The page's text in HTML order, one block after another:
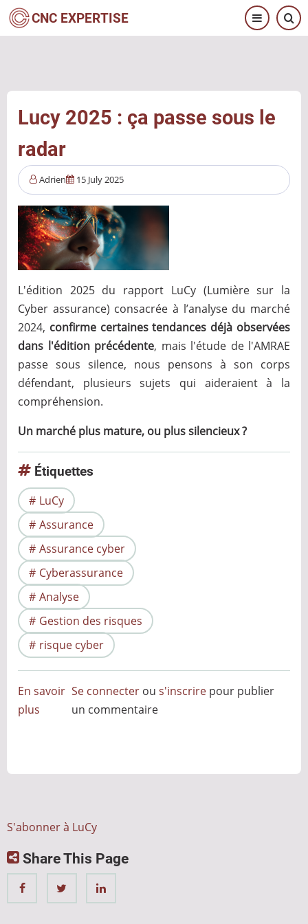
Aller
au
CNC EXPERTISE
Lucy 2025 : ça passe sous le
radar
Adrien 15 July 2025
L'édition 2025 du rapport LuCy (Lumière sur la
Cyber assurance) consacrée à l’analyse du marché
2024, confirme certaines tendances déjà observées
dans l'édition précédente, mais l'étude de l'AMRAE
passe sous silence, nous pensons à son corps
défendant, plusieurs sujets qui aideraient à la
compréhension.
Un marché plus mature, ou plus silencieux ?
Étiquettes
LuCy
Assurance
Assurance cyber
Cyberassurance
Analyse
Gestion des risques
risque cyber
En savoir
plus
radar
Se connecter ous'inscrire pour publier
un commentaire
S'abonner à LuCy
Share This Page